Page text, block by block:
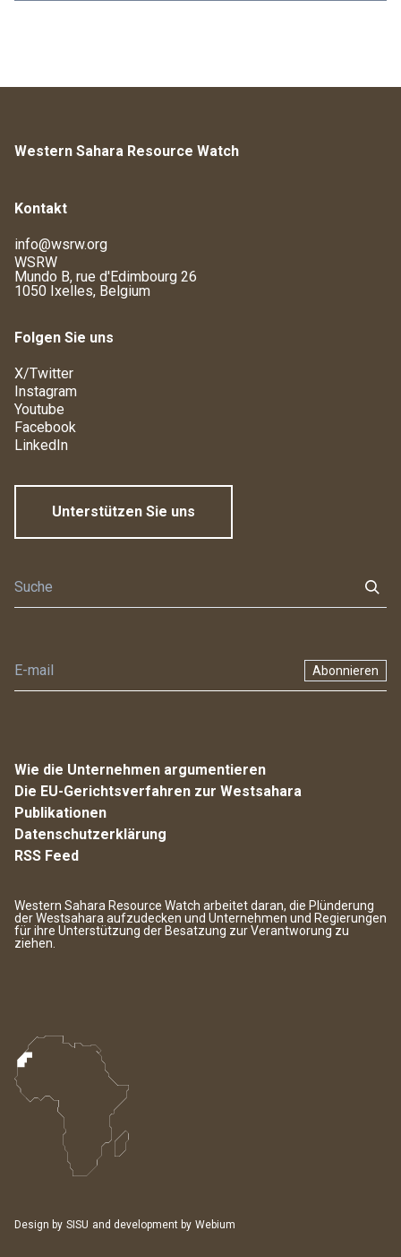
Western Sahara Resource Watch
Kontakt
info@wsrw.org
WSRW
Mundo B, rue d'Edimbourg 26
1050 Ixelles, Belgium
Folgen Sie uns
X/Twitter
Instagram
Youtube
Facebook
LinkedIn
Unterstützen Sie uns
Abonnieren
Wie die Unternehmen argumentieren
Die EU-Gerichtsverfahren zur Westsahara
Publikationen
Datenschutzerklärung
RSS Feed
Western Sahara Resource Watch arbeitet daran, die Plünderung
der Westsahara aufzudecken und Unternehmen und Regierungen
für ihre Unterstützung der Besatzung zur Verantworung zu
ziehen.
Design by SISU and development by Webium